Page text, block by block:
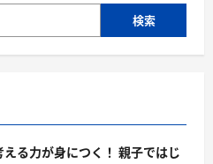
検索
る力が身につく！ 親子ではじ